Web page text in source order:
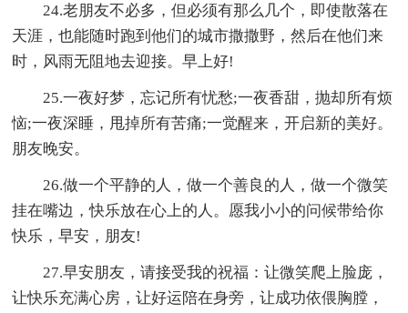
24.老朋友不必多，但必须有那么几个，即使散落在
天涯，也能随时跑到他们的城市撒撒野，然后在他们来
时，风雨无阻地去迎接。早上好!
25.一夜好梦，忘记所有忧愁;一夜香甜，抛却所有烦
恼;一夜深睡，甩掉所有苦痛;一觉醒来，开启新的美好。
朋友晚安。
26.做一个平静的人，做一个善良的人，做一个微笑
挂在嘴边，快乐放在心上的人。愿我小小的问候带给你
快乐，早安，朋友!
27.早安朋友，请接受我的祝福：让微笑爬上脸庞，
让快乐充满心房，让好运陪在身旁，让成功依偎胸膛，